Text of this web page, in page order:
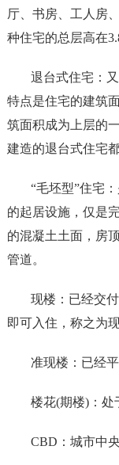
厅、书房、工人房
种住宅的总层高在
退台式住宅：
特点是住宅的建筑
筑面积成为上层的
建造的退台式住宅
“毛坯型”住宅
的起居设施，仅是
的混凝土土面，房
管道。
现楼：已经交
即可入住，称之为现
准现楼：已经
楼花(期楼)：处
CBD：城市中